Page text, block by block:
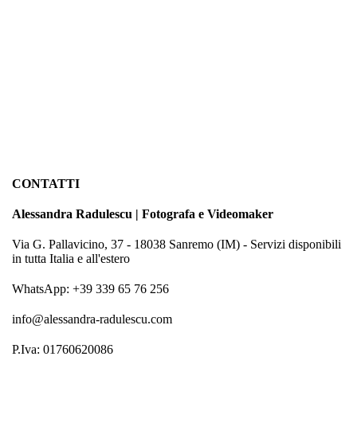
CONTATTI
Alessandra Radulescu | Fotografa e Videomaker
Via G. Pallavicino, 37 - 18038 Sanremo (IM) - Servizi disponibili
in tutta Italia e all'estero
WhatsApp: +39 339 65 76 256
info@alessandra-radulescu.com
P.Iva: 01760620086